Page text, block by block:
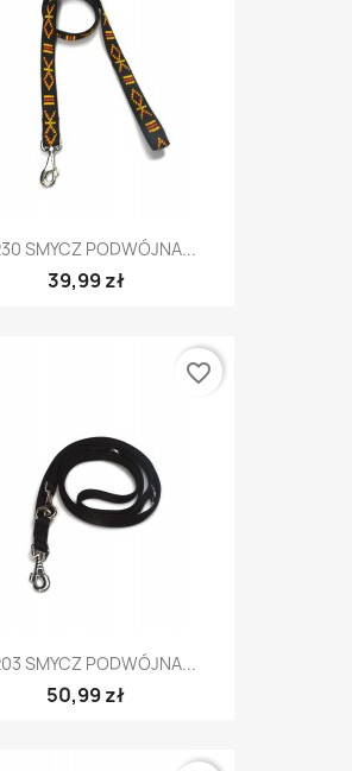
SMYCZ PODWÓJNA...
39,99 zł
SMYCZ PODWÓJNA...
50,99 zł
favorite_border